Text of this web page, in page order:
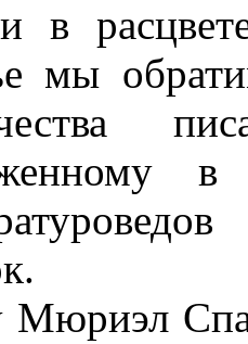
в
мы
в
Мюриэл